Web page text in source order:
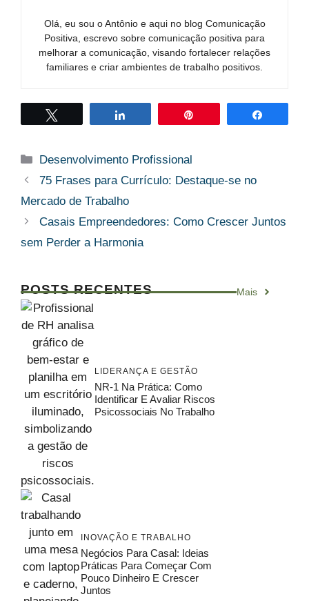
Olá, eu sou o Antônio e aqui no blog Comunicação
Positiva, escrevo sobre comunicação positiva para
melhorar a comunicação, visando fortalecer relações
familiares e criar ambientes de trabalho positivos.
Compartilhar
Categorias
Desenvolvimento Profissional
75 Frases para Currículo: Destaque-se no
Mercado de Trabalho
Casais Empreendedores: Como Crescer Juntos
sem Perder a Harmonia
POSTS RECENTES Mais
LIDERANÇA E GESTÃO
NR-1 Na Prática: Como
Identificar E Avaliar Riscos
Psicossociais No Trabalho
INOVAÇÃO E TRABALHO
Negócios Para Casal: Ideias
Práticas Para Começar Com
Pouco Dinheiro E Crescer
Juntos